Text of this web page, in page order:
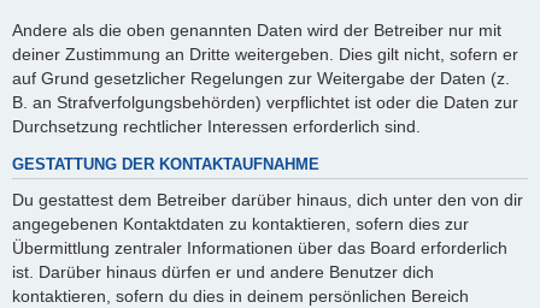
Andere als die oben genannten Daten wird der Betreiber nur mit
deiner Zustimmung an Dritte weitergeben. Dies gilt nicht, sofern er
auf Grund gesetzlicher Regelungen zur Weitergabe der Daten (z.
B. an Strafverfolgungsbehörden) verpflichtet ist oder die Daten zur
Durchsetzung rechtlicher Interessen erforderlich sind.
GESTATTUNG DER KONTAKTAUFNAHME
Du gestattest dem Betreiber darüber hinaus, dich unter den von dir
angegebenen Kontaktdaten zu kontaktieren, sofern dies zur
Übermittlung zentraler Informationen über das Board erforderlich
ist. Darüber hinaus dürfen er und andere Benutzer dich
kontaktieren, sofern du dies in deinem persönlichen Bereich